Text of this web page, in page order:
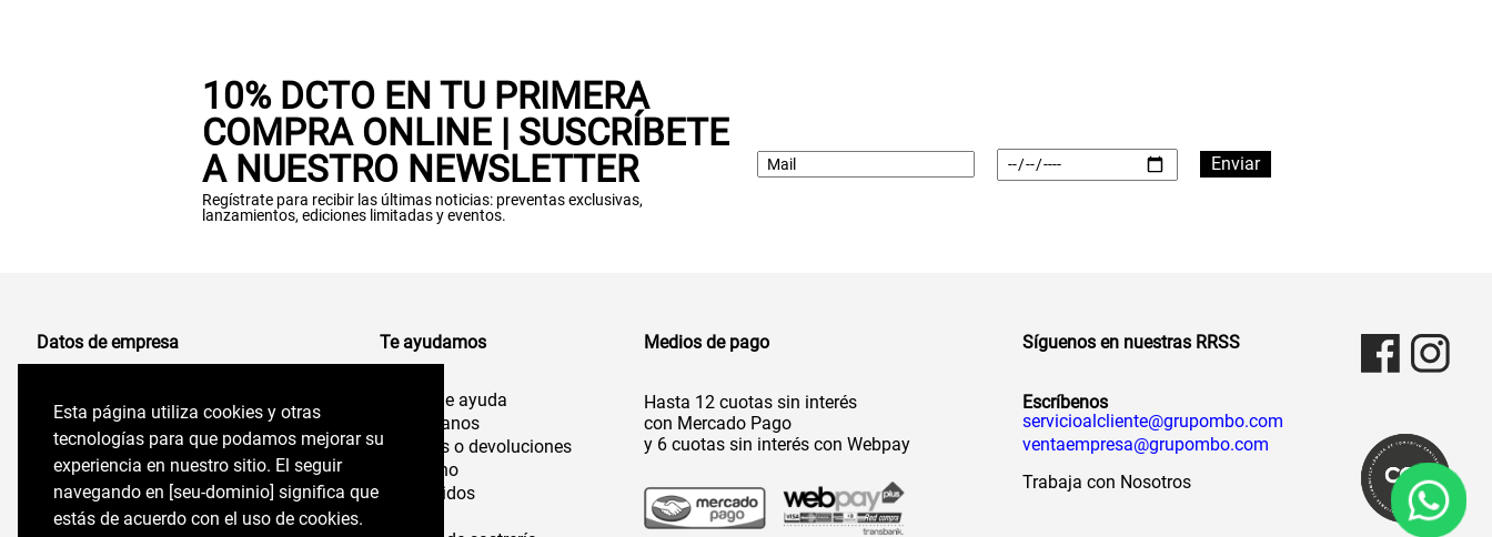
Esta página utiliza cookies y otras
tecnologías para que podamos mejorar su
experiencia en nuestro sitio. El seguir
navegando en perryellis.cl significa que estás
de acuerdo con el uso de cookies.
Esta página utiliza cookies y otras
tecnologías para que podamos mejorar su
experiencia en nuestro sitio. El seguir
navegando en [seu-dominio] significa que
estás de acuerdo con el uso de cookies.
10% DCTO EN TU PRIMERA
COMPRA ONLINE | SUSCRÍBETE
A NUESTRO NEWSLETTER
Regístrate para recibir las últimas noticias: preventas exclusivas,
lanzamientos, ediciones limitadas y eventos.
Datos de empresa
Comercializadora de Vestuario S.A
96.554.710-K
Felix de Amesti 218,
Las Condes, Santiago,
Chile
Te ayudamos
Centro de ayuda
Contáctanos
Cambios o devoluciones
Despacho
Mis pedidos
Medios de pago
Hasta 12 cuotas sin interés
con Mercado Pago
y 6 cuotas sin interés con Webpay
Síguenos en nuestras RRSS
Escríbenos
servicioalcliente@grupombo.com
ventaempresa@grupombo.com
Trabaja con Nosotros